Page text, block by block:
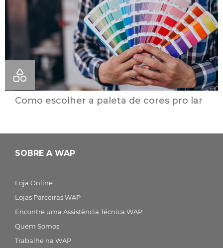
Como escolher a paleta de cores pro lar
SOBRE A WAP
Loja Online
Lojas Parceiras WAP
Encontre uma Assistência Técnica WAP
Quem Somos
Trabalhe na WAP